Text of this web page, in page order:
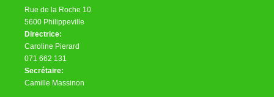
Rue de la Roche 10
5600 Philippeville
Directrice:
Caroline Pierard
071 662 131
Secrétaire:
Camille Massinon